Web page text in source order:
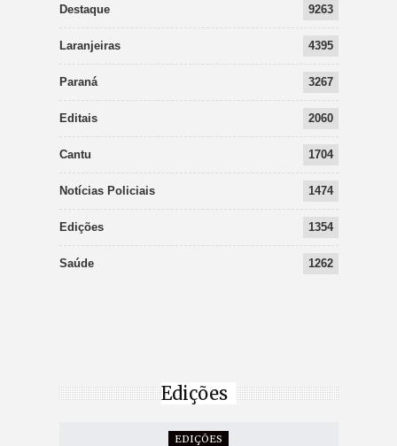
Destaque 9263
Laranjeiras 4395
Paraná 3267
Editais 2060
Cantu 1704
Notícias Policiais 1474
Edições 1354
Saúde 1262
Edições
EDIÇÕES